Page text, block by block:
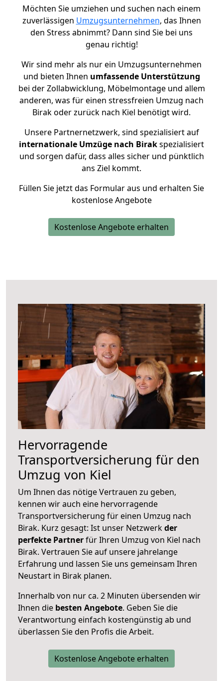
Möchten Sie umziehen und suchen nach einem
zuverlässigen Umzugsunternehmen, das Ihnen
den Stress abnimmt? Dann sind Sie bei uns
genau richtig!
Wir sind mehr als nur ein Umzugsunternehmen
und bieten Ihnen umfassende Unterstützung
bei der Zollabwicklung, Möbelmontage und allem
anderen, was für einen stressfreien Umzug nach
Birak oder zurück nach Kiel benötigt wird.
Unsere Partnernetzwerk, sind spezialisiert auf
internationale Umzüge nach Birakspezialisiert
und sorgen dafür, dass alles sicher und pünktlich
ans Ziel kommt.
Füllen Sie jetzt das Formular aus und erhalten Sie
kostenlose Angebote
Kostenlose Angebote erhalten
Hervorragende
Transportversicherung für den
Umzug von Kiel
Um Ihnen das nötige Vertrauen zu geben,
kennen wir auch eine hervorragende
Transportversicherung für einen Umzug nach
Birak. Kurz gesagt: Ist unser Netzwerkder
perfekte Partnerfür Ihren Umzug von Kiel nach
Birak. Vertrauen Sie auf unsere jahrelange
Erfahrung und lassen Sie uns gemeinsam Ihren
Neustart in Birak planen.
Innerhalb von nur ca. 2 Minuten übersenden wir
Ihnen die besten Angebote. Geben Sie die
Verantwortung einfach kostengünstig ab und
überlassen Sie den Profis die Arbeit.
Kostenlose Angebote erhalten